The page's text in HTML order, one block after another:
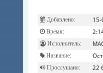
Добавлено: 15-
Время:
Исполнитель:
Название:
Прослушано: 22